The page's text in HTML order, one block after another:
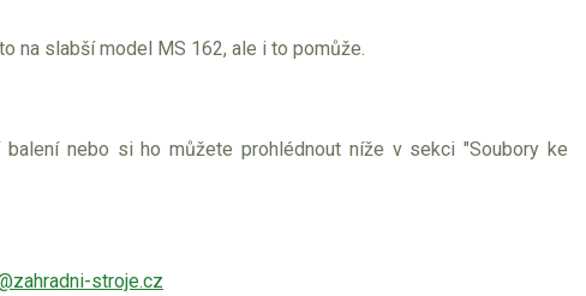
na slabší model MS 162, ale i to pomůže.
nebo si ho můžete prohlédnout níže v sekci "Soubory ke
stroje.cz